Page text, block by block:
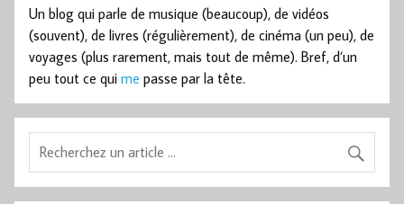
Un blog qui parle de musique (beaucoup), de vidéos
(souvent), de livres (régulièrement), de cinéma (un peu), de
voyages (plus rarement, mais tout de même). Bref, d’un
peu tout ce qui me passe par la tête.